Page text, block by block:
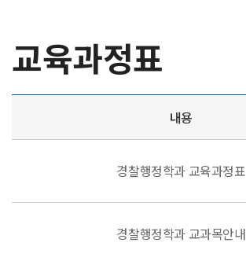
교육과정표
내용
경찰행정학과 교육과정표
경찰행정학과 교과목안내